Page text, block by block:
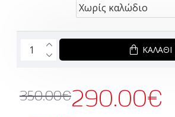
290.00€
350.00€
ΚΑΛΆΘΙ